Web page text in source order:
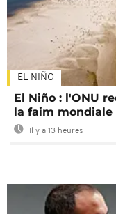
EL NIÑO
El Niño : l'ONU
la faim mondiale
Il y a 13 heures